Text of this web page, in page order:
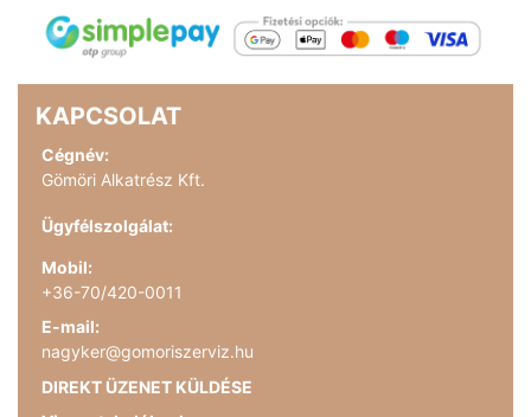
KAPCSOLAT
Cégnév:
Gömöri Alkatrész Kft.
Ügyfélszolgálat:
Mobil:
+36-70/420-0011
E-mail:
nagyker@gomoriszerviz.hu
DIREKT ÜZENET KÜLDÉSE